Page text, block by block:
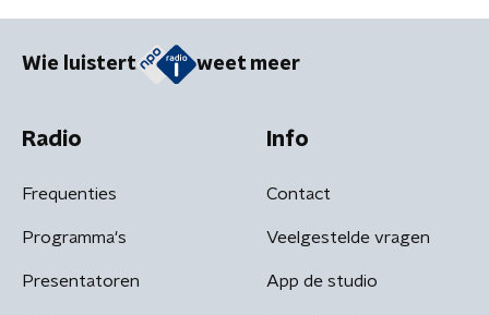
Wie luistert weet meer
Radio
Frequenties
Programma's
Presentatoren
Info
Contact
Veelgestelde vragen
App de studio